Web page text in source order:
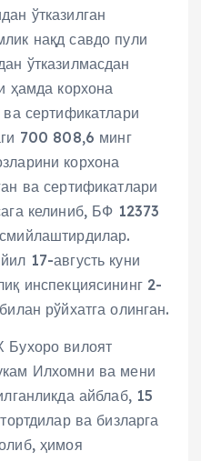
ўтказилган
нақд савдо пули
ўтказилмасдан
ҳамда корхона
сертификатлари
700 808,6 минг
корхона
ва сертификатлари
келиниб, БФ 12373
17-августь куни
инспекциясининг 2-
рўйхатга олинган.
вилоят
Илхомни ва мени
айблаб, 15
ва бизларга
ҳимоя